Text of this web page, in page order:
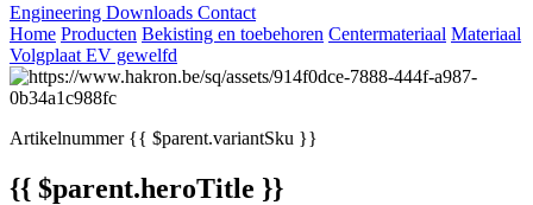
Engineering Downloads Contact
Home Producten Bekisting en toebehoren Centermateriaal Materiaal
Volgplaat EV gewelfd
Artikelnummer{{ $parent.variantSku }}
{{ $parent.heroTitle }}